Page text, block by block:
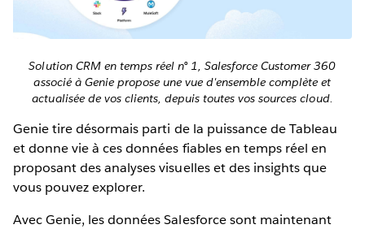
Solution CRM en temps réel n° 1, Salesforce Customer 360
associé à Genie propose une vue d'ensemble complète et
actualisée de vos clients, depuis toutes vos sources cloud.
Genie tire désormais parti de la puissance de Tableau
et donne vie à ces données fiables en temps réel en
proposant des analyses visuelles et des insights que
vous pouvez explorer.
Avec Genie, les données Salesforce sont maintenant